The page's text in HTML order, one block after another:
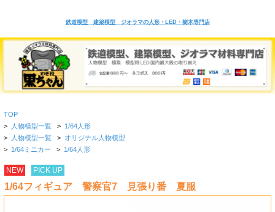
鉄道模型 建築模型 ジオラマの人形・LED・樹木専門店
TOP
> 人物模型一覧 > 1/64人形
> 人物模型一覧 > オリジナル人物模型
> 1/64ミニカー > 1/64人形
NEW PICK UP
1/64フィギュア 警察官7 見張り番 夏服